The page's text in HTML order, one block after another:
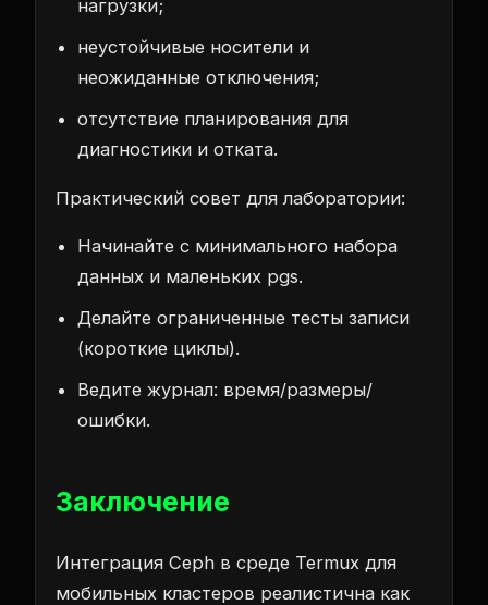
нагрузки;
неустойчивые носители и
неожиданные отключения;
отсутствие планирования для
диагностики и отката.
Практический совет для лаборатории:
Начинайте с минимального набора
данных и маленьких pgs.
Делайте ограниченные тесты записи
(короткие циклы).
Ведите журнал: время/размеры/
ошибки.
Заключение
Интеграция Ceph в среде Termux для
мобильных кластеров реалистична как